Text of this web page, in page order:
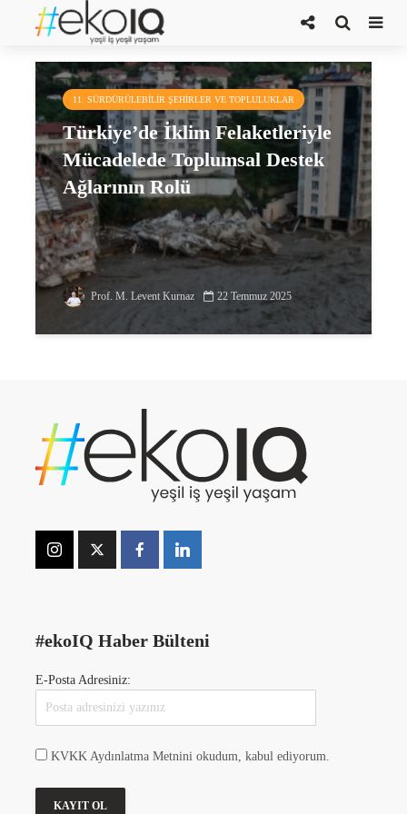
toplumsal destek ağları
11. SÜRDÜRÜLEBILIR ŞEHIRLER VE TOPLULUKLAR
Türkiye’de İklim Felaketleriyle
Mücadelede Toplumsal Destek
Ağlarının Rolü
Prof. M. Levent Kurnaz 22 Temmuz 2025
#ekoIQ Haber Bülteni
E-Posta Adresiniz:
KVKK Aydınlatma Metnini okudum, kabul ediyorum.